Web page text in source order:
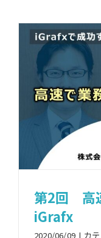
第2回 高
iGrafx
2020/06/09 | カ